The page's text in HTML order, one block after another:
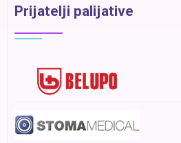
Prijatelji palijative